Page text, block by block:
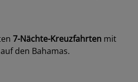
7-Nächte-Kreuzfahrten mit
auf den Bahamas.